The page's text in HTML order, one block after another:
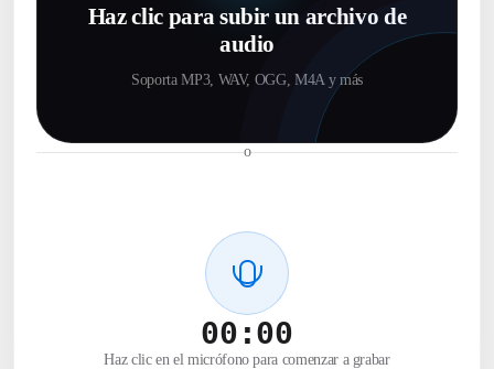
Haz clic para subir un archivo de
audio
Soporta MP3, WAV, OGG, M4A y más
o
00:00
Haz clic en el micrófono para comenzar a grabar